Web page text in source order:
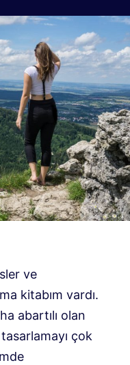
ve
kitabım vardı.
abartılı olan
çok